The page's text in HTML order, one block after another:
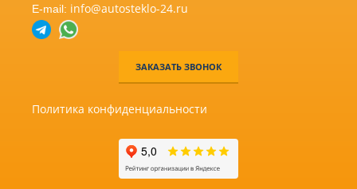
E-mail: info@autosteklo-24.ru
ЗАКАЗАТЬ ЗВОНОК
Политика конфиденциальности